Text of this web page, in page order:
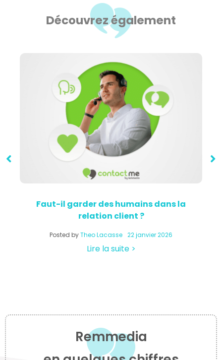
Découvrez également
Faut-il garder des humains dans la
relation client ?
Posted byTheo Lacasse 22 janvier 2026
Lire la suite >
Remmedia